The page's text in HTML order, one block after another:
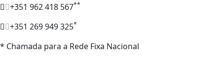
+351 962 418 567**
+351 269 949 325*
* Chamada para a Rede Fixa Nacional